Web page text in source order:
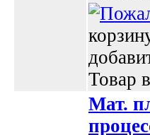
Товар
Мат.